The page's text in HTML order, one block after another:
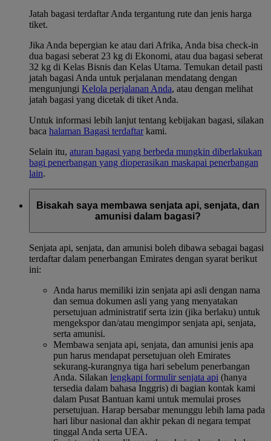
Jatah bagasi terdaftar Anda tergantung rute dan jenis harga
tiket.
Jika Anda bepergian ke atau dari Afrika, Anda bisa check-in
dua bagasi seberat 23 kg di Ekonomi, atau dua bagasi seberat
32 kg di Kelas Bisnis dan Kelas Utama. Temukan detail pasti
jatah bagasi Anda untuk perjalanan mendatang dengan
mengunjungi Kelola perjalanan Anda, atau dengan melihat
jatah bagasi yang dicetak di tiket Anda.
Untuk informasi lebih lanjut tentang kebijakan bagasi, silakan
baca halaman Bagasi terdaftarkami.
Selain itu, aturan bagasi yang berbeda mungkin diberlakukan
bagi penerbangan yang dioperasikan maskapai penerbangan
lain.
Bisakah saya membawa senjata api, senjata, dan
amunisi dalam bagasi?
Senjata api, senjata, dan amunisi boleh dibawa sebagai bagasi
terdaftar dalam penerbangan Emirates dengan syarat berikut
ini:
Anda harus memiliki izin senjata api asli dengan nama
dan semua dokumen asli yang yang menyatakan
persetujuan administratif serta izin (jika berlaku) untuk
mengekspor dan/atau mengimpor senjata api, senjata,
serta amunisi.
Membawa senjata api, senjata, dan amunisi jenis apa
pun harus mendapat persetujuan oleh Emirates
sekurang-kurangnya tiga hari sebelum penerbangan
Anda. Silakan lengkapi formulir senjata api (hanya
tersedia dalam bahasa Inggris) di bagian kontak kami
dalam Pusat Bantuan kami untuk memulai proses
persetujuan. Harap bersabar menunggu lebih lama pada
hari libur nasional dan akhir pekan di negara tempat
tinggal Anda serta UEA.